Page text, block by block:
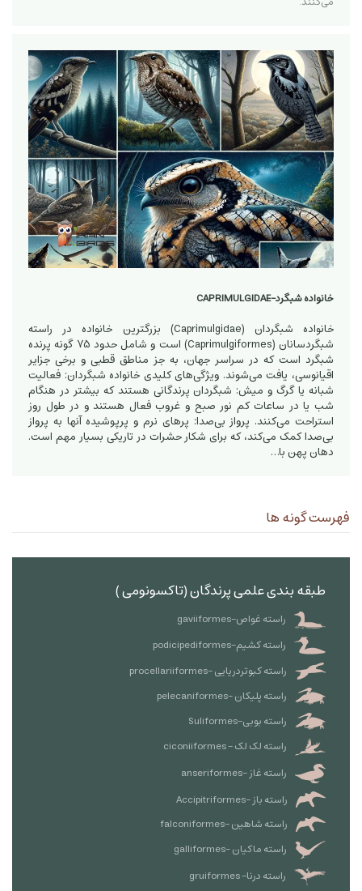
خانواده شبگرد-CAPRIMULGIDAE
خانواده شبگردان (Caprimulgidae) بزرگترین خانواده در راسته
شبگردسانان (Caprimulgiformes) است و شامل حدود 75 گونه پرنده
شبگرد است که در سراسر جهان، به جز مناطق قطبی و برخی جزایر
اقیانوسی، یافت می‌شوند. ویژگی‌های کلیدی خانواده شبگردان: فعالیت
شبانه یا گرگ و میش: شبگردان پرندگانی هستند که بیشتر در هنگام
شب یا در ساعات کم نور صبح و غروب فعال هستند و در طول روز
استراحت می‌کنند. پرواز بی‌صدا: پرهای نرم و پرپوشیده آنها به پرواز
بی‌صدا کمک می‌کند، که برای شکار حشرات در تاریکی بسیار مهم است.
دهان پهن با…
فهرست گونه ها
طبقه بندی علمی پرندگان (تاکسونومی )
راسته غواص-gaviiformes
راسته کشیم-podicipediformes
راسته کبوتردریایی -procellariiformes
راسته پلیکان -pelecaniformes
راسته بوبی-Suliformes
راسته لک لک - ciconiiformes
راسته غاز -anseriformes
راسته باز -Accipitriformes
راسته شاهین -falconiformes
راسته ماکیان -galliformes
راسته درنا- gruiformes